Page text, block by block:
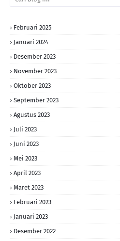
Februari 2025
Januari 2024
Desember 2023
November 2023
Oktober 2023
September 2023
Agustus 2023
Juli 2023
Juni 2023
Mei 2023
April 2023
Maret 2023
Februari 2023
Januari 2023
Desember 2022